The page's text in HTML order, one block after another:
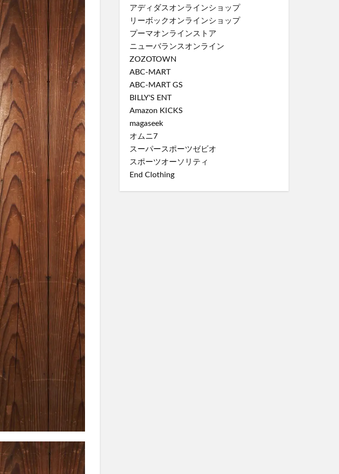
アディダスオンラインショップ
リーボックオンラインショップ
プーマオンラインストア
ニューバランスオンライン
ZOZOTOWN
ABC-MART
ABC-MART GS
BILLY'S ENT
Amazon KICKS
magaseek
オムニ7
スーパースポーツゼビオ
スポーツオーソリティ
End Clothing